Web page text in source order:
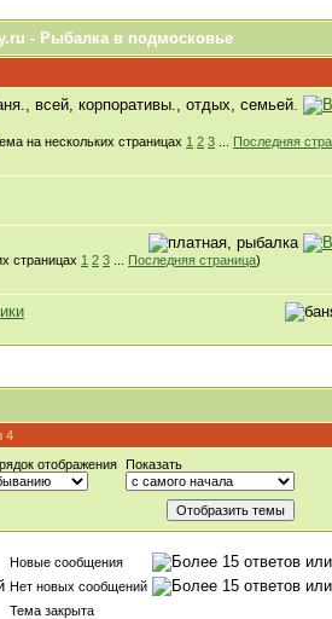
- Рыбалка в подмосковье
1 2 3
Последняя
1 2 3 Последняя страница)
4
отображения Показать
Новые сообщения
Нет новых сообщений
Тема закрыта